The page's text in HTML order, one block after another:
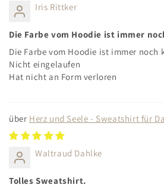
Iris Rittker
Die Farbe vom Hoodie ist immer
Die Farbe vom Hoodie ist immer noch
Nicht eingelaufen
Hat nicht an Form verloren
Herz und Seele - Sweatshirt für
Waltraud Dahlke
Tolles Sweatshirt.